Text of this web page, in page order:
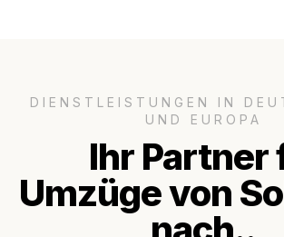
DIENSTLEISTUNGEN IN
UND EUROPA
Ihr Partner
Umzüge von